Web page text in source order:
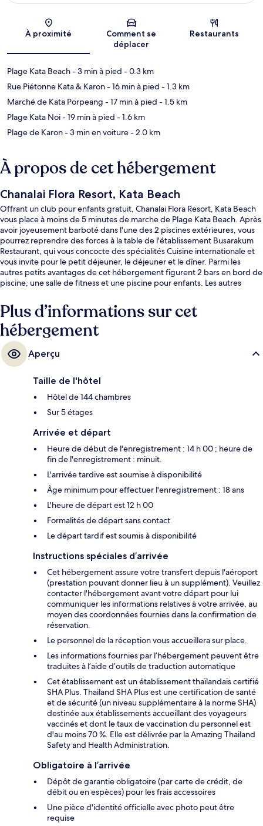
Carte
À proximité
Comment se
déplacer
Restaurants
Plage Kata Beach- 3 min à pied - 0.3 km
Rue Piétonne Kata & Karon- 16 min à pied - 1.3 km
Marché de Kata Porpeang - 17 min à pied - 1.5 km
Plage Kata Noi- 19 min à pied - 1.6 km
Plage de Karon- 3 min en voiture- 2.0 km
À propos de cet hébergement
Chanalai Flora Resort, Kata Beach
Offrant un club pour enfants gratuit, Chanalai Flora Resort, Kata Beach
vous place à moins de 5 minutes de marche de Plage Kata Beach. Après
avoir joyeusement barboté dans l'une des 2 piscines extérieures, vous
pourrez reprendre des forces à la table de l'établissement Busarakum
Restaurant, qui vous concocte des spécialités Cuisine internationale et
vous invite pour le petit déjeuner, le déjeuner et le dîner. Parmi les
autres petits avantages de cet hébergement figurent 2 bars en bord de
piscine, une salle de fitness et une piscine pour enfants. Les autres
attentionné.
Plus d’informations sur cet
hébergement
Aperçu
Taille de l'hôtel
Hôtel de 144 chambres
Sur 5 étages
Arrivée et départ
Heure de début de l'enregistrement : 14 h 00 ; heure de
fin de l'enregistrement : minuit.
L'arrivée tardive est soumise à disponibilité
Âge minimum pour effectuer l'enregistrement : 18 ans
L'heure de départ est 12 h 00
Formalités de départ sans contact
Le départ tardif est soumis à disponibilité
Instructions spéciales d’arrivée
Cet hébergement assure votre transfert depuis l'aéroport
(prestation pouvant donner lieu à un supplément). Veuillez
contacter l'hébergement avant votre départ pour lui
communiquer les informations relatives à votre arrivée, au
moyen des coordonnées fournies dans la confirmation de
réservation.
Le personnel de la réception vous accueillera sur place.
Les informations fournies par l’hébergement peuvent être
traduites à l’aide d’outils de traduction automatique
Cet établissement est un établissement thaïlandais certifié
SHA Plus. Thailand SHA Plus est une certification de santé
et de sécurité (un niveau supplémentaire à la norme SHA)
destinée aux établissements accueillant des voyageurs
vaccinés et dont le taux de vaccination du personnel est
d'au moins 70 %. Elle est délivrée par la Amazing Thailand
Safety and Health Administration.
Obligatoire à l’arrivée
Dépôt de garantie obligatoire (par carte de crédit, de
débit ou en espèces) pour les frais accessoires
Une pièce d'identité officielle avec photo peut être
requise